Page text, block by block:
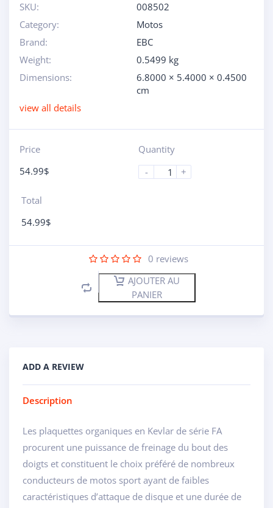
SKU:
008502
Category:
Motos
Brand:
EBC
Weight:
0.5499 kg
Dimensions:
6.8000 × 5.4000 × 0.4500
cm
view all details
Price
54.99$
Quantity
-
+
Total
54.99$
0 reviews
AJOUTER AU
PANIER
ADD A REVIEW
Description
Les plaquettes organiques en Kevlar de série FA
procurent une puissance de freinage du bout des
doigts et constituent le choix préféré de nombreux
conducteurs de motos sport ayant de faibles
caractéristiques d’attaque de disque et une durée de